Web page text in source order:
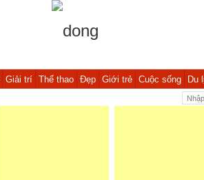
Giải trí Thể thao Đẹp Giới trẻ Cuộc sống Du